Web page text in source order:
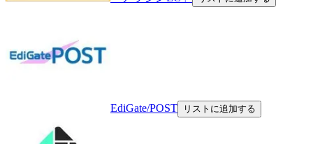
EdiGate/POST リストに追加する